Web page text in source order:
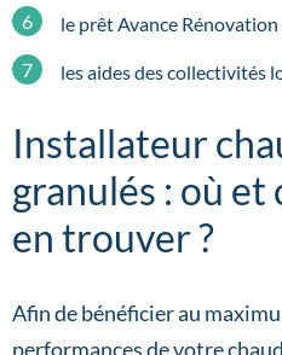
le prêt Avance Rénovation
les aides des collectivités
Installateur
granulés : où et
en trouver ?
Afin de bénéficier au
performances de votre